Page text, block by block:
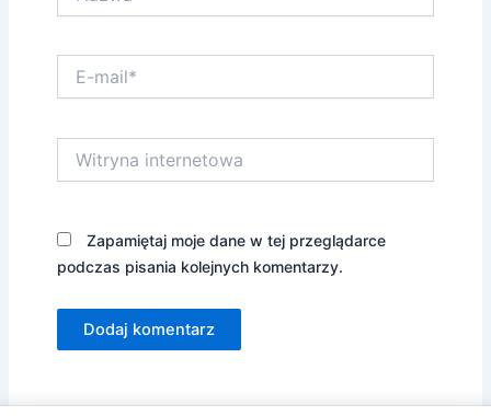
mail*
internetowa
Zapamiętaj moje dane w tej przeglądarce
podczas pisania kolejnych komentarzy.